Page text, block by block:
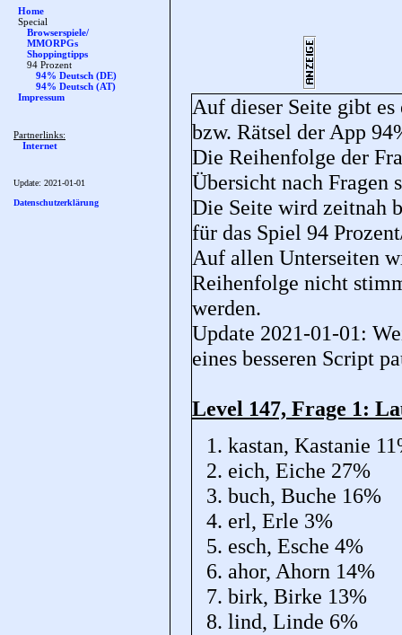
Home
Special
Browserspiele/
MMORPGs
Shoppingtipps
94 Prozent
94% Deutsch (DE)
94% Deutsch (AT)
Impressum
Partnerlinks:
Internet
Update: 2021-01-01
Datenschutzerklärung
Auf dieser Seite gibt
bzw. Rätsel der App
Die Reihenfolge der
Übersicht nach Fragen
Die Seite wird zeitnah
für das Spiel 94
Auf allen Unterseiten
Reihenfolge nicht
werden.
Update 2021-01-01:
eines besseren Script
Level 147, Frage 1:
kastan, Kastanie
eich, Eiche 27%
buch, Buche 16%
erl, Erle 3%
esch, Esche 4%
ahor, Ahorn 14%
birk, Birke 13%
lind, Linde 6%